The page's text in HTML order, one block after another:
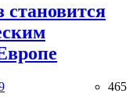
становится
465